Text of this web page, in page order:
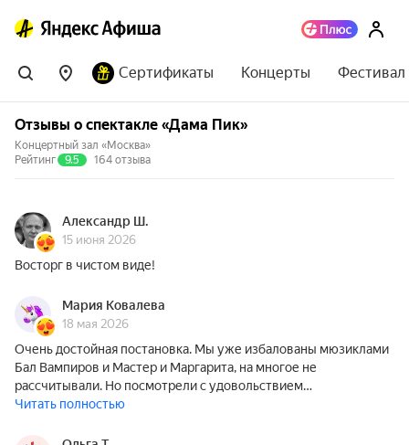
Сертификаты Концерты
Отзывы о спектакле «Дама Пик»
Концертный зал «Москва»
Рейтинг
9.5 164 отзыва
Александр Ш.
15 июня 2026
Восторг в чистом виде!
Мария Ковалева
18 мая 2026
Очень достойная постановка. Мы уже избалованы мюзиклами
Бал Вампиров и Мастер и Маргарита, на многое не
рассчитывали. Но посмотрели с удовольствием…
Читать полностью